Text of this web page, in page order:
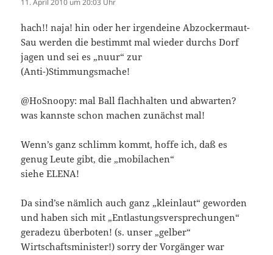
11. April 2010 um 20:03 Uhr
hach!! naja! hin oder her irgendeine Abzockermaut-
Sau werden die bestimmt mal wieder durchs Dorf
jagen und sei es „nuur“ zur
(Anti-)Stimmungsmache!
@HoSnoopy: mal Ball flachhalten und abwarten?
was kannste schon machen zunächst mal!
Wenn’s ganz schlimm kommt, hoffe ich, daß es
genug Leute gibt, die „mobilachen“
siehe ELENA!
Da sind’se nämlich auch ganz „kleinlaut“ geworden
und haben sich mit „Entlastungsversprechungen“
geradezu überboten! (s. unser „gelber“
Wirtschaftsminister!) sorry der Vorgänger war